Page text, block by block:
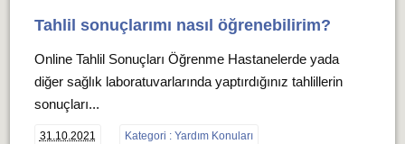
Tahlil sonuçlarımı nasıl öğrenebilirim?
Online Tahlil Sonuçları Öğrenme Hastanelerde yada
diğer sağlık laboratuvarlarında yaptırdığınız tahlillerin
sonuçları...
31.10.2021 Kategori : Yardım Konuları